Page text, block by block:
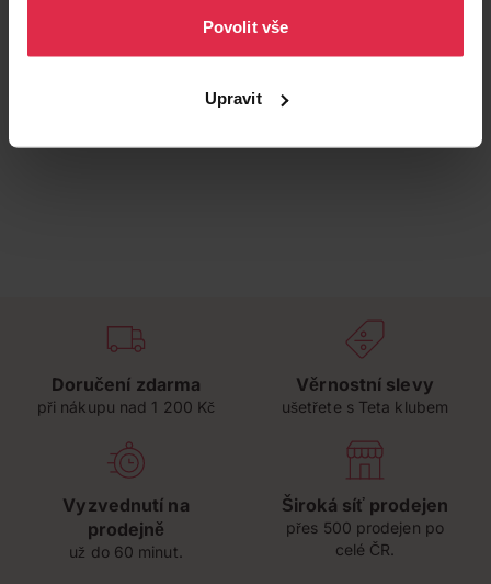
Povolit vše
Upravit
Doručení zdarma
při nákupu nad 1 200 Kč
Věrnostní slevy
ušetřete s Teta klubem
Vyzvednutí na
prodejně
už do 60 minut.
Široká síť prodejen
přes 500 prodejen po
celé ČR.